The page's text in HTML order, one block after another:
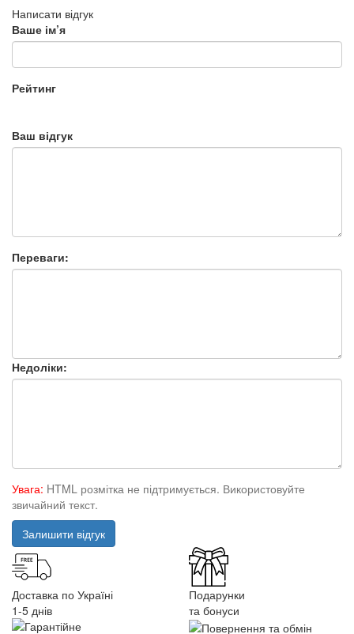
Написати відгук
Ваше ім’я
Рейтинг
Ваш відгук
Переваги:
Недоліки:
Увага: HTML розмітка не підтримується. Використовуйте
звичайний текст.
Залишити відгук
Доставка по Україні
1-5 днів
Подарунки
та бонуси